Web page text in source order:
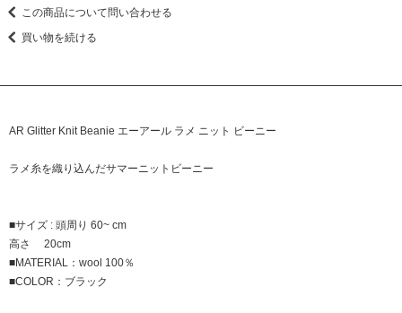
この商品について問い合わせる
買い物を続ける
AR Glitter Knit Beanie エーアール ラメ ニット ビーニー
ラメ糸を織り込んだサマーニットビーニー
■サイズ : 頭周り 60~ cm
高さ 20cm
■MATERIAL：wool 100％
■COLOR：ブラック